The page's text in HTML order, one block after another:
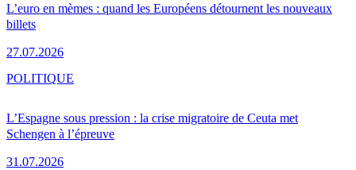
L’euro en mèmes : quand les Européens détournent les nouveaux
billets
27.07.2026
L’Espagne sous pression : la crise migratoire de Ceuta met
Schengen à l’épreuve
31.07.2026
POLITIQUE